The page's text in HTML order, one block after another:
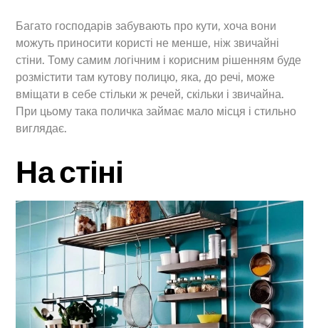
Багато господарів забувають про кути, хоча вони
можуть приносити користі не менше, ніж звичайні
стіни. Тому самим логічним і корисним рішенням буде
розмістити там кутову полицю, яка, до речі, може
вміщати в себе стільки ж речей, скільки і звичайна.
При цьому така поличка займає мало місця і стильно
виглядає.
На стіні